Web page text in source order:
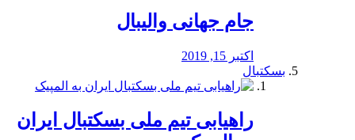
جام جهانی والیبال
اکتبر 15, 2019
بسکتبال
راهیابی تیم ملی بسکتبال ایران